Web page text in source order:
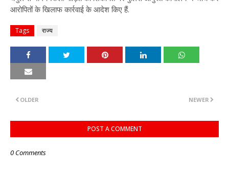
आरोपितों के खिलाफ कार्रवाई के आदेश किए हैं.
Tags राज्य
NEWER
OLDER
POST A COMMENT
0 Comments